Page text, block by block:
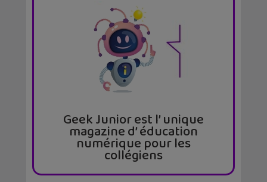
Geek Junior est l’ unique
magazine d’ éducation
numérique pour les
collégiens